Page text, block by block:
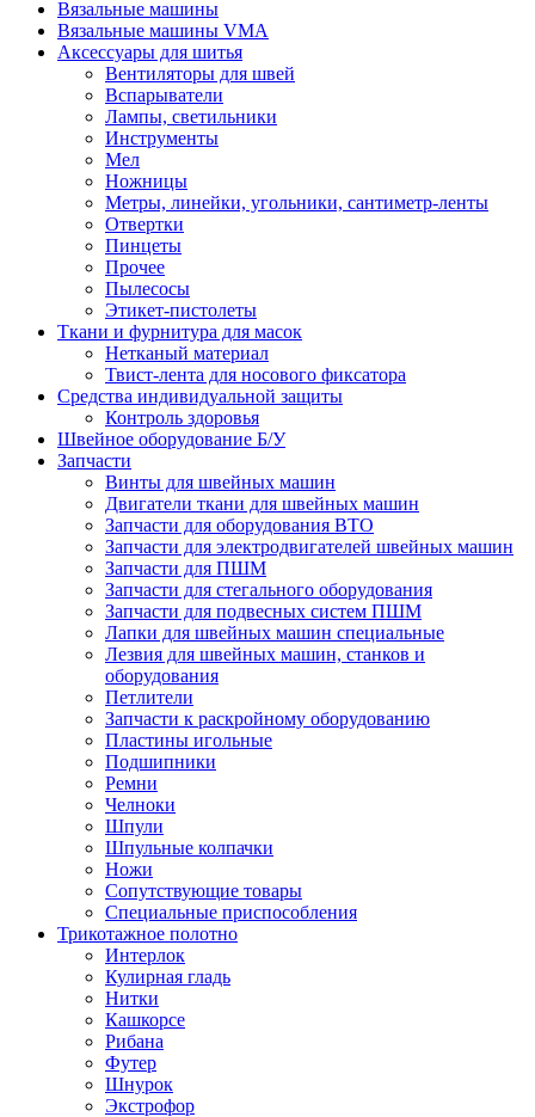
Вязальные машины
Вязальные машины VMA
Аксессуары для шитья
Вентиляторы для швей
Вспарыватели
Лампы, светильники
Инструменты
Мел
Ножницы
Метры, линейки, угольники, сантиметр-ленты
Отвертки
Пинцеты
Прочее
Пылесосы
Этикет-пистолеты
Ткани и фурнитура для масок
Нетканый материал
Твист-лента для носового фиксатора
Средства индивидуальной защиты
Контроль здоровья
Швейное оборудование Б/У
Запчасти
Винты для швейных машин
Двигатели ткани для швейных машин
Запчасти для оборудования ВТО
Запчасти для электродвигателей швейных машин
Запчасти для ПШМ
Запчасти для стегального оборудования
Запчасти для подвесных систем ПШМ
Лапки для швейных машин специальные
Лезвия для швейных машин, станков и
оборудования
Петлители
Запчасти к раскройному оборудованию
Пластины игольные
Подшипники
Ремни
Челноки
Шпули
Шпульные колпачки
Ножи
Сопутствующие товары
Специальные приспособления
Трикотажное полотно
Интерлок
Кулирная гладь
Нитки
Кашкорсе
Рибана
Футер
Шнурок
Экстрофор